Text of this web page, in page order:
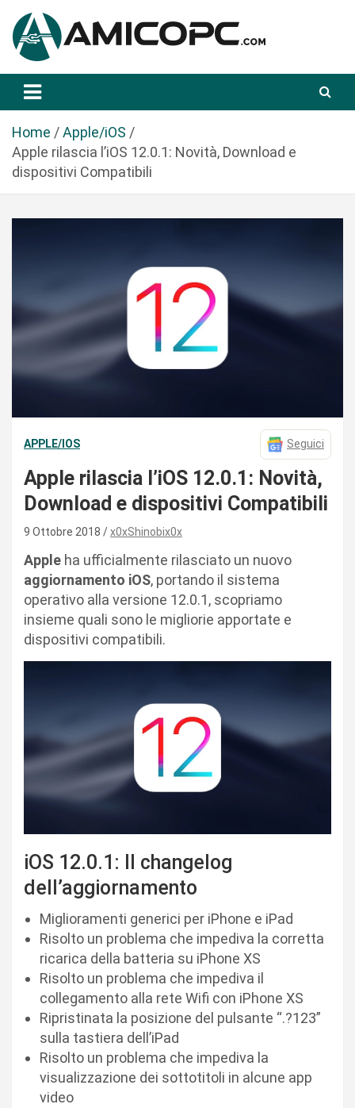
a
Amicopc.com
Home
Apple/iOS
Apple rilascia l’iOS 12.0.1: Novità, Download e
dispositivi Compatibili
APPLE/IOS Seguici
Apple rilascia l’iOS 12.0.1: Novità,
Download e dispositivi Compatibili
9 Ottobre 2018 x0xShinobix0x
Apple ha ufficialmente rilasciato un nuovo
aggiornamento iOS, portando il sistema
operativo alla versione 12.0.1, scopriamo
insieme quali sono le migliorie apportate e
dispositivi compatibili.
iOS 12.0.1: Il changelog
dell’aggiornamento
Miglioramenti generici per iPhone e iPad
Risolto un problema che impediva la corretta
ricarica della batteria su iPhone XS
Risolto un problema che impediva il
collegamento alla rete Wifi con iPhone XS
Ripristinata la posizione del pulsante “.?123”
sulla tastiera dell’iPad
Risolto un problema che impediva la
visualizzazione dei sottotitoli in alcune app
video